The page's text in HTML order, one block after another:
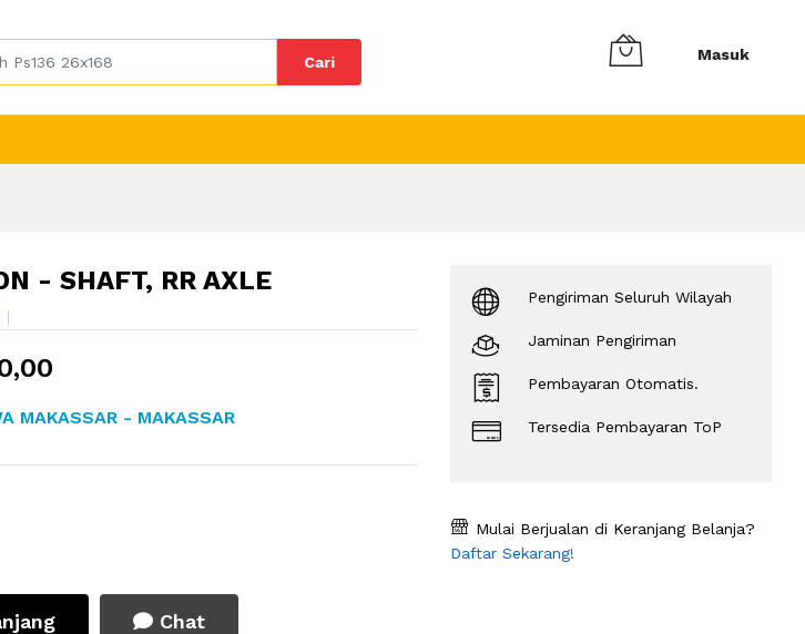
Cari Masuk
- SHAFT, RR AXLE
MAKASSAR - MAKASSAR
Chat
Pengiriman Seluruh Wilayah
Jaminan Pengiriman
Pembayaran Otomatis.
Tersedia Pembayaran ToP
Mulai Berjualan di Keranjang Belanja?
Daftar Sekarang!